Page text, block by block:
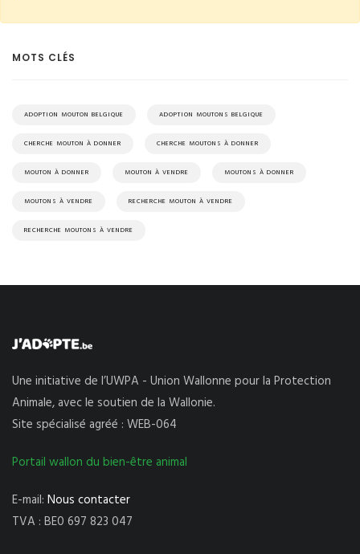
MOTS CLÉS
ADOPTION MOUTON BELGIQUE ADOPTION MOUTONS BELGIQUE
CHERCHE MOUTON À DONNER CHERCHE MOUTONS À DONNER
MOUTON À DONNER MOUTON À VENDRE MOUTONS À DONNER
MOUTONS À VENDRE RECHERCHE MOUTON À VENDRE
RECHERCHE MOUTONS À VENDRE
Une initiative de l’UWPA - Union Wallonne pour la Protection
Animale, avec le soutien de la Wallonie.
Site spécialisé agréé : WEB-064
Portail wallon du bien-être animal
E-mail: Nous contacter
TVA : BE0 697 823 047